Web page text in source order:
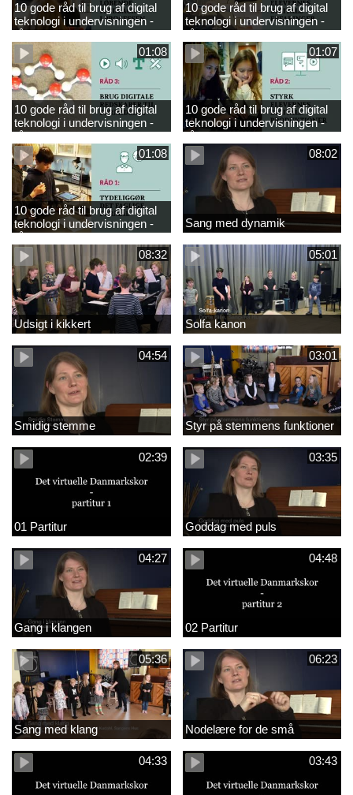
10 gode råd til brug af digital
teknologi i undervisningen -
råd 4
10 gode råd til brug af digital
teknologi i undervisningen -
råd 5
01:08
10 gode råd til brug af digital
teknologi i undervisningen -
råd 3
01:07
10 gode råd til brug af digital
teknologi i undervisningen -
råd 2
01:08
10 gode råd til brug af digital
teknologi i undervisningen -
råd 1
08:02
Sang med dynamik
08:32
Udsigt i kikkert
05:01
Solfa kanon
04:54
Smidig stemme
03:01
Styr på stemmens funktioner
02:39
01 Partitur
03:35
Goddag med puls
04:27
Gang i klangen
04:48
02 Partitur
05:36
Sang med klang
06:23
Nodelære for de små
04:33 03:43